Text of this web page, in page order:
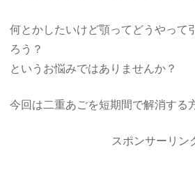
何とかしたいけど顎ってどうやって
ろう？
というお悩みではありませんか？
今回は二重あごを短期間で解消する
スポンサーリン